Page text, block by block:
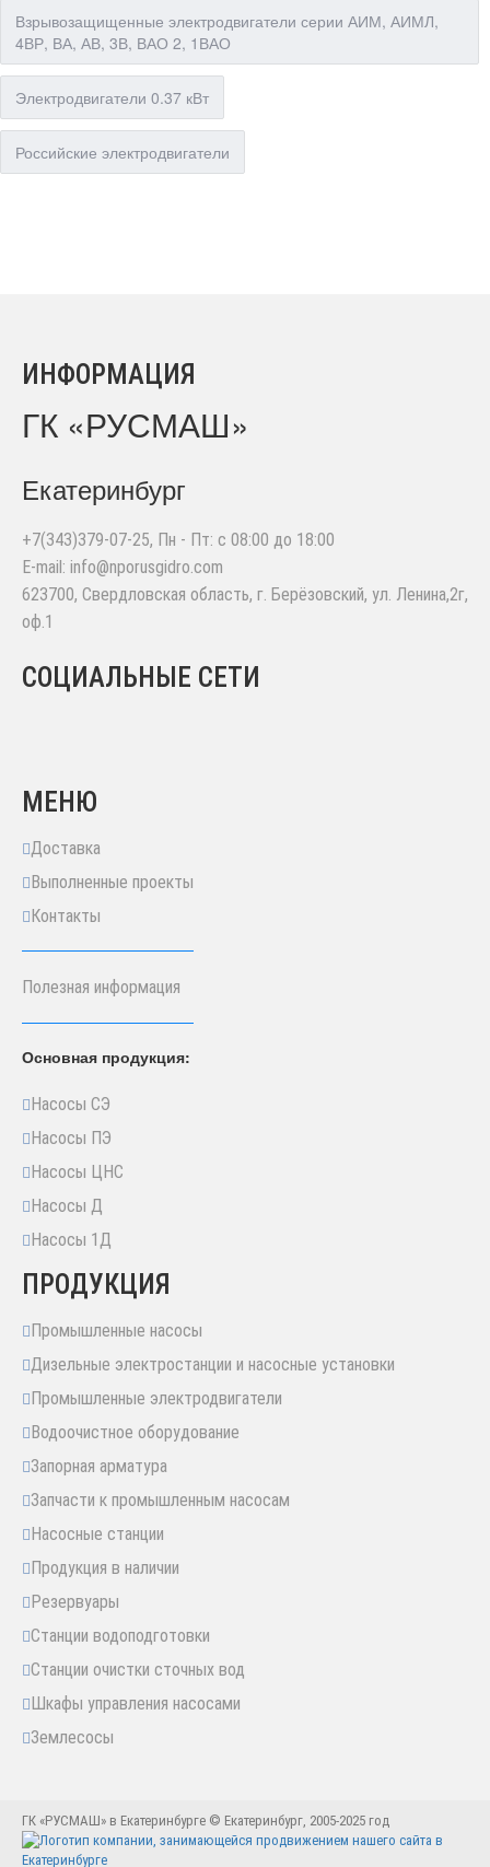
Взрывозащищенные электродвигатели серии АИМ, АИМЛ,
4ВР, ВА, АВ, 3В, ВАО 2, 1ВАО
Электродвигатели 0.37 кВт
Российские электродвигатели
ИНФОРМАЦИЯ
ГК «РУСМАШ»
Екатеринбург
+7(343)379-07-25, Пн - Пт: с 08:00 до 18:00
E-mail: info@nporusgidro.com
623700, Свердловская область, г. Берёзовский, ул. Ленина,2г,
оф.1
СОЦИАЛЬНЫЕ СЕТИ
МЕНЮ
Доставка
Выполненные проекты
Контакты
Полезная информация
Основная продукция:
Насосы СЭ
Насосы ПЭ
Насосы ЦНС
Насосы Д
Насосы 1Д
ПРОДУКЦИЯ
Промышленные насосы
Дизельные электростанции и насосные установки
Промышленные электродвигатели
Водоочистное оборудование
Запорная арматура
Запчасти к промышленным насосам
Насосные станции
Продукция в наличии
Резервуары
Станции водоподготовки
Станции очистки сточных вод
Шкафы управления насосами
Землесосы
ГК «РУСМАШ» в Екатеринбурге © Екатеринбург, 2005-2025 год